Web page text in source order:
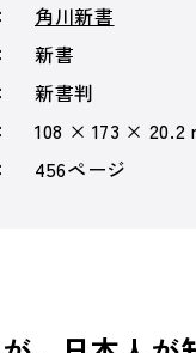
角川新書
新書
新書判
108 × 173 × 20.2
456ページ